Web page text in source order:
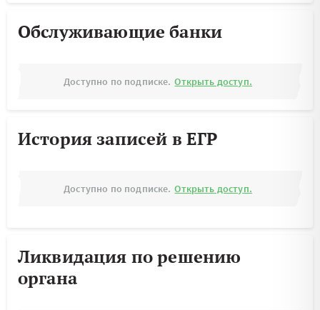
Обслуживающие банки
Доступно по подписке. Открыть доступ.
История записей в ЕГР
Доступно по подписке. Открыть доступ.
Ликвидация по решению
органа